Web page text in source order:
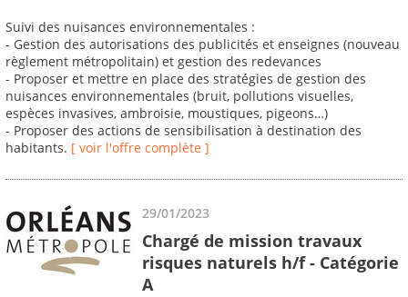
Suivi des nuisances environnementales :
- Gestion des autorisations des publicités et enseignes (nouveau
règlement métropolitain) et gestion des redevances
- Proposer et mettre en place des stratégies de gestion des
nuisances environnementales (bruit, pollutions visuelles,
espèces invasives, ambroisie, moustiques, pigeons…)
- Proposer des actions de sensibilisation à destination des
habitants. [ voir l'offre complète ]
29/01/2023
Chargé de mission travaux
risques naturels h/f - Catégorie
A